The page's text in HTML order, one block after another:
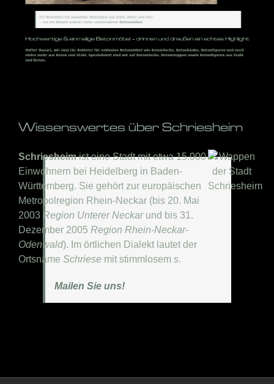
Wissenswertes über Schriesheim
Schriesheimist eine Stadt mit etwa 15.000
Einwohnern bei Heidelberg in Baden-
Württemberg. Sie gehört zur europäischen
Metropolregion Rhein-Neckar (bis 20. Mai
2003 Region Unterer Neckarund bis 31.
Dezember 2005 Region Rhein-Neckar-
Odenwald). Im örtlichen Dialekt lautet der
Ortsname Schriese mit stimmlosem s.
Mailen Sie uns!